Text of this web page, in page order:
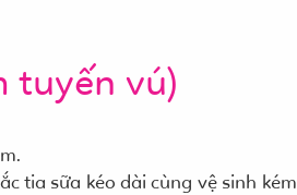
tuyến vú)
tia sữa kéo dài cùng vệ sinh kém